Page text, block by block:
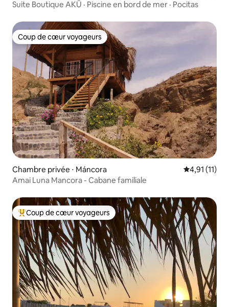
Suite Boutique AKŪ · Piscine en bord de mer · Pocitas
Coup de cœur voyageurs
Coup de cœur voyageurs
Chambre privée ⋅ Máncora Évaluation
4,91 (11)
Amai Luna Mancora - Cabane familiale
Coups de cœur voyageurs les plus appréciés
Coup de cœur voyageurs